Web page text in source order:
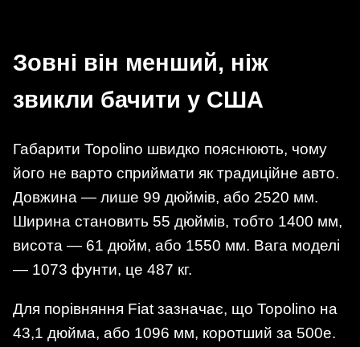
Зовні він менший, ніж
звикли бачити у США
Габарити Topolino швидко пояснюють, чому
його не варто сприймати як традиційне авто.
Довжина — лише 99 дюймів, або 2520 мм.
Ширина становить 55 дюймів, тобто 1400 мм,
висота — 61 дюйм, або 1550 мм. Вага моделі
— 1073 фунти, це 487 кг.
Для порівняння Fiat зазначає, що Topolino на
43,1 дюйма, або 1096 мм, коротший за 500e.